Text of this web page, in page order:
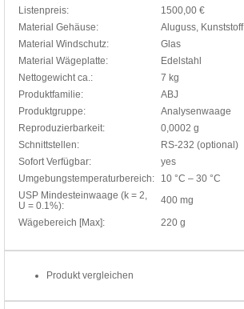
Listenpreis:
1500,00 €
Material Gehäuse:
Aluguss, Kunststoff
Material Windschutz:
Glas
Material Wägeplatte:
Edelstahl
Nettogewicht ca.:
7 kg
Produktfamilie:
ABJ
Produktgruppe:
Analysenwaage
Reproduzierbarkeit:
0,0002 g
Schnittstellen:
RS-232 (optional)
Sofort Verfügbar:
yes
Umgebungstemperaturbereich:
10 °C – 30 °C
USP Mindesteinwaage (k = 2,
U = 0.1%):
400 mg
Wägebereich [Max]:
220 g
Produkt vergleichen